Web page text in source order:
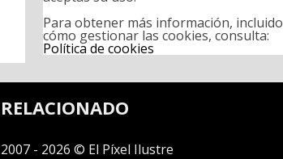
Para obtener más información, incluido
cómo gestionar las cookies, consulta:
Política de cookies
RELACIONADO
2007 - 2026 © El Píxel Ilustre